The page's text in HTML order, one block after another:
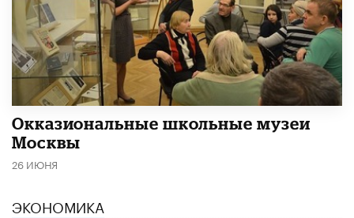
​Окказиональные школьные музеи
Москвы
26 ИЮНЯ
ЭКОНОМИКА